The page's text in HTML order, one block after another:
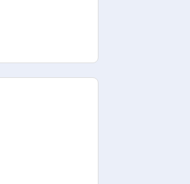
きます。 人
売上管理 ・